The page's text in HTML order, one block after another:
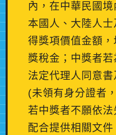
內，在中華民國
本國人、大陸人
得獎項價值金額
獎稅金；中獎者
法定代理人同意
(未領有身分證者
若中獎者不願依
配合提供相關文